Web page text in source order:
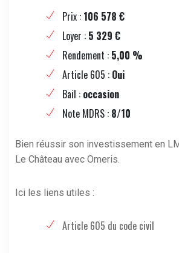
Prix : 106 578 €
Loyer : 5 329 €
Rendement : 5,00 %
Article 605 : Oui
Bail : occasion
Note MDRS : 8/10
Bien réussir son investissement en
Le Château avec Omeris.
Ici les liens utiles :
Article 605 du code civil